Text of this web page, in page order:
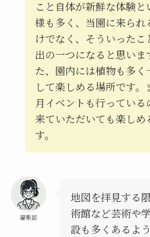
こと自体が新鮮な体験と
様も多く、当園に来られ
けでなく、そういったこ
出の一つになると思いま
た、園内には植物も多く
して楽しめる場所です。
月イベントも行っている
来ていただいても楽しめ
す。
編集部
地図を拝見する
術館など芸術や
設も多くあるよ